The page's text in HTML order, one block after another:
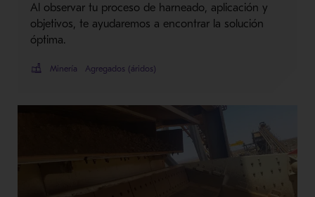
Al observar tu proceso de harneado, aplicación y
objetivos, te ayudaremos a encontrar la solución
óptima.
Minería Agregados (áridos)